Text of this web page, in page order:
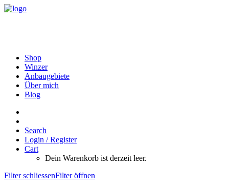
Shop
Winzer
Anbaugebiete
Über mich
Blog
Search
Login / Register
Cart
Dein Warenkorb ist derzeit leer.
Filter schliessenFilter öffnen